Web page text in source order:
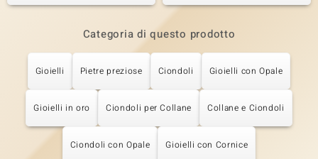
Categoria di questo prodotto
Gioielli Pietre preziose Ciondoli Gioielli con Opale
Gioielli in oro Ciondoli per Collane Collane e Ciondoli
Ciondoli con Opale Gioielli con Cornice